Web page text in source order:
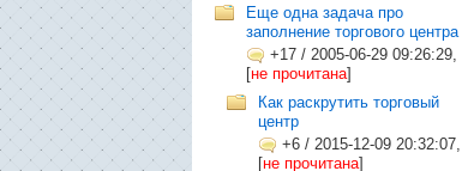
Еще одна задача про
заполнение торгового центра
+17 / 2005-06-29 09:26:29,
[не прочитана]
Как раскрутить торговый
центр
+6 / 2015-12-09 20:32:07,
[не прочитана]